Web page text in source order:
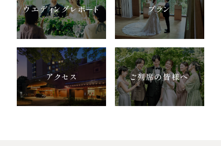
ウエディングレポート プラン
アクセス ご列席の皆様へ